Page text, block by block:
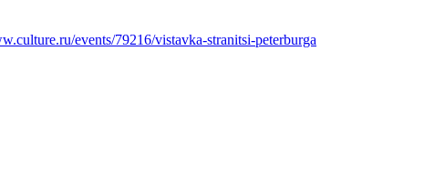
events/79216/vistavka-stranitsi-peterburga